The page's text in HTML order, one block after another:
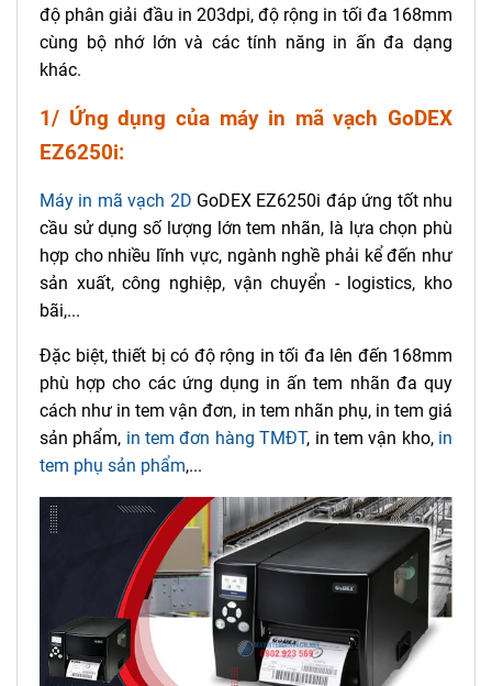
độ phân giải đầu in 203dpi, độ rộng in tối đa 168mm
cùng bộ nhớ lớn và các tính năng in ấn đa dạng
khác.
1/ Ứng dụng của máy in mã vạch GoDEX
EZ6250i:
Máy in mã vạch 2D GoDEX EZ6250i đáp ứng tốt nhu
cầu sử dụng số lượng lớn tem nhãn, là lựa chọn phù
hợp cho nhiều lĩnh vực, ngành nghề phải kể đến như
sản xuất, công nghiệp, vận chuyển - logistics, kho
bãi,...
Đặc biệt, thiết bị có độ rộng in tối đa lên đến 168mm
phù hợp cho các ứng dụng in ấn tem nhãn đa quy
cách như in tem vận đơn, in tem nhãn phụ, in tem giá
sản phẩm, in tem đơn hàng TMĐT, in tem vận kho, in
tem phụ sản phẩm,...